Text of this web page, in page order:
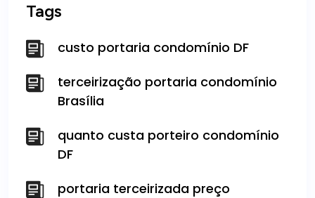
Tags
custo portaria condomínio DF
terceirização portaria condomínio
Brasília
quanto custa porteiro condomínio
DF
portaria terceirizada preço